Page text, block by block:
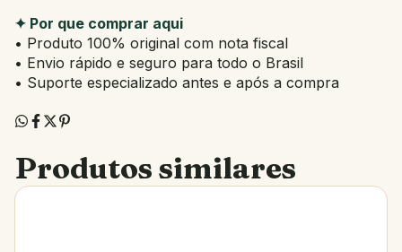
✦ Por que comprar aqui
• Produto 100% original com nota fiscal
• Envio rápido e seguro para todo o Brasil
• Suporte especializado antes e após a compra
Produtos similares